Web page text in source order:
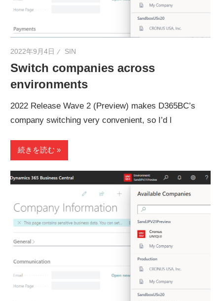
2022年9月4日 SIN
Switch companies across
environments
2022 Release Wave 2 (Preview) makes D365BC’s
company switching very convenient, so I’d l
続きを読む